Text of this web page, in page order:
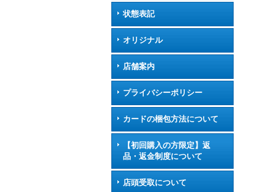
状態表記
オリジナル
店舗案内
プライバシーポリシー
カードの梱包方法について
【初回購入の方限定】返
品・返金制度について
店頭受取について